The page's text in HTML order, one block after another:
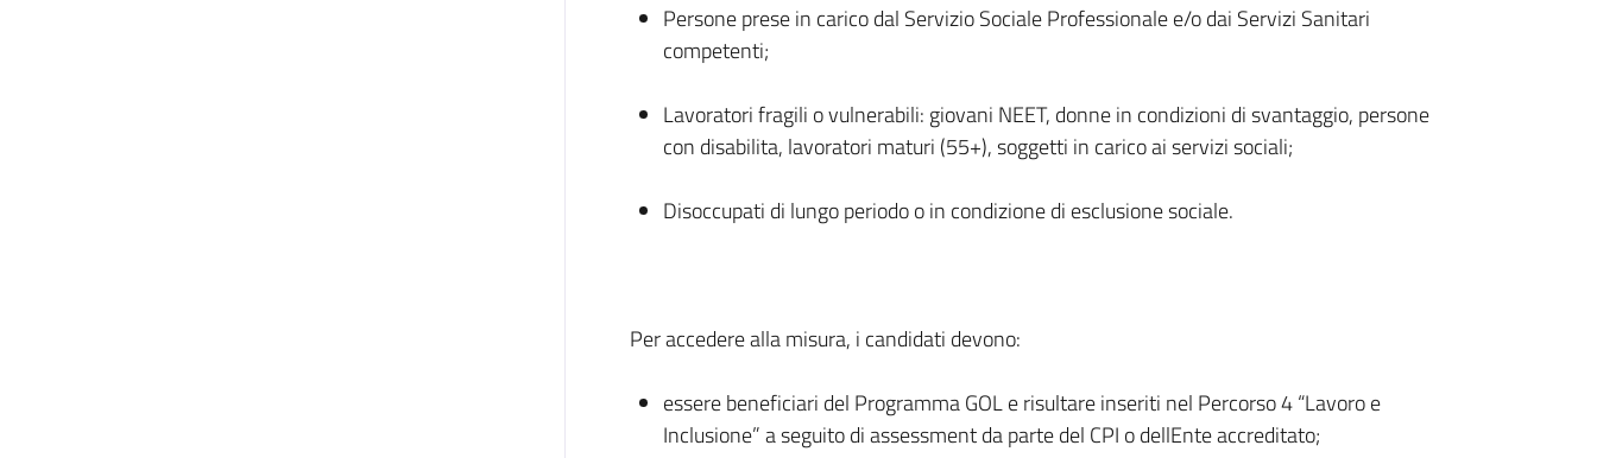
Persone prese in carico dal Servizio Sociale Professionale e/o dai Servizi Sanitari
competenti;
Lavoratori fragili o vulnerabili: giovani NEET, donne in condizioni di svantaggio, persone
con disabilita, lavoratori maturi (55+), soggetti in carico ai servizi sociali;
Disoccupati di lungo periodo o in condizione di esclusione sociale.
Per accedere alla misura, i candidati devono:
essere beneficiari del Programma GOL e risultare inseriti nel Percorso 4 “Lavoro e
Inclusione” a seguito di assessment da parte del CPI o dellEnte accreditato;